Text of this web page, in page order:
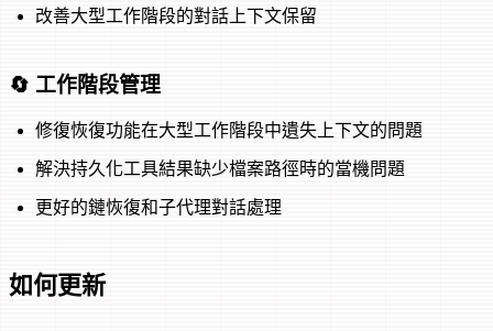
改善大型工作階段的對話上下文保留
🔄 工作階段管理
修復恢復功能在大型工作階段中遺失上下文的問題
解決持久化工具結果缺少檔案路徑時的當機問題
更好的鏈恢復和子代理對話處理
如何更新